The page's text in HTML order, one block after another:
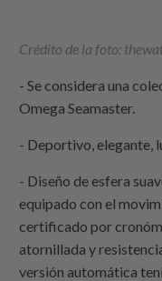
Crédito de la foto:
- Se considera una
Omega Seamaster.
- Deportivo, elegante,
- Diseño de esfera
equipado con el
certificado por
atornillada y
versión automática